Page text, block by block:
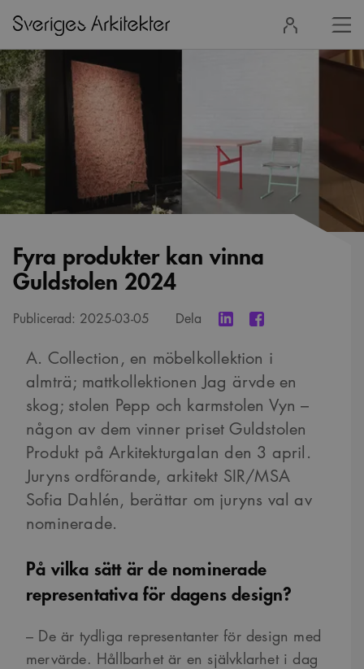
in
Fyra produkter kan vinna
Guldstolen 2024
Publicerad: 2025-03-05 Dela
A. Collection, en möbelkollektion i
almträ; mattkollektionen Jag ärvde en
skog; stolen Pepp och karmstolen Vyn –
någon av dem vinner priset Guldstolen
Produkt på Arkitekturgalan den 3 april.
Juryns ordförande, arkitekt SIR/MSA
Sofia Dahlén, berättar om juryns val av
nominerade.
På vilka sätt är de nominerade
representativa för dagens design?
– De är tydliga representanter för design med
mervärde. Hållbarhet är en självklarhet i dag